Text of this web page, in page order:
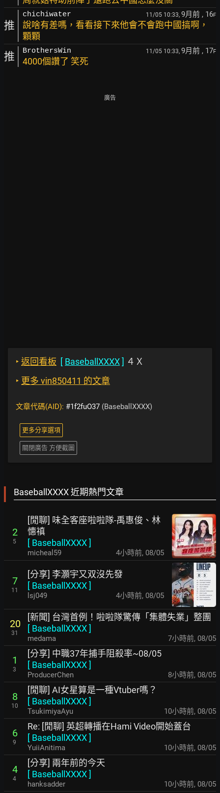
推
chichiwater 11/05 10:33, 9月前 , 16F
說啥有差嗎，看看接下來他會不會跑中國搞啊，
顆顆
推 BrothersWin 11/05 10:33, 9月前 , 17F
4000個讚了 笑死
廣告
‣ 返回看板 [ BaseballXXXX] ４Ｘ
‣ 更多 vin850411 的文章
文章代碼(AID): #1f2fuO37 (BaseballXXXX)
更多分享選項
關閉廣告 方便截圖
BaseballXXXX 近期熱門文章
2
5
[閒聊] 味全客座啦啦隊-禹惠俊、林
憓禛
[ BaseballXXXX]
micheal59 4小時前, 08/05
7
11
[分享] 李灝宇又双沒先發
[ BaseballXXXX]
lsj049 4小時前, 08/05
20
31
[新聞] 台灣首例！啦啦隊驚傳「集體失業」整團
[ BaseballXXXX]
medama 7小時前, 08/05
1
3
[分享] 中職37年捕手阻殺率~08/05
[ BaseballXXXX]
ProducerChen 8小時前, 08/05
8
10
[閒聊] AI女星算是一種Vtuber嗎？
[ BaseballXXXX]
TsukimiyaAyu 10小時前, 08/05
6
9
Re: [閒聊] 英超轉播在Hami Video開始蓋台
[ BaseballXXXX]
YuiiAnitima 10小時前, 08/05
4
4
[分享] 兩年前的今天
[ BaseballXXXX]
hanksadder 10小時前, 08/05